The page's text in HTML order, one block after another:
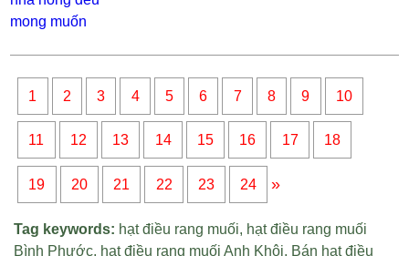
1 2 3 4 5 6 7 8 9 10
11 12 13 14 15 16 17 18
19 20 21 22 23 24 »
Tag keywords: hạt điều rang muối, hạt điều rang muối
Bình Phước, hạt điều rang muối Anh Khôi, Bán hạt điều